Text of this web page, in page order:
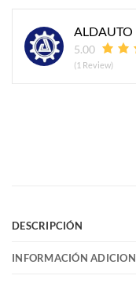
5.00
(1 Review)
DESCRIPCIÓN
INFORMACIÓN